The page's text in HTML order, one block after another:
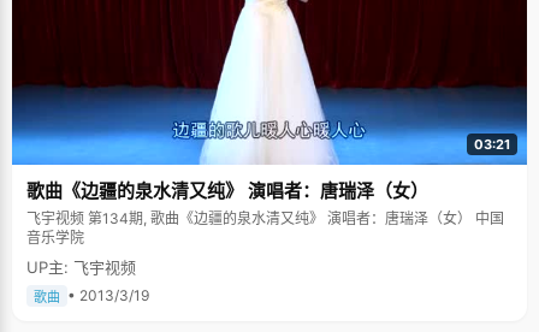
03:21
歌曲《边疆的泉水清又纯》 演唱者：唐瑞泽（女）
飞宇视频 第134期, 歌曲《边疆的泉水清又纯》 演唱者：唐瑞泽（女） 中国
音乐学院
UP主: 飞宇视频
歌曲 • 2013/3/19